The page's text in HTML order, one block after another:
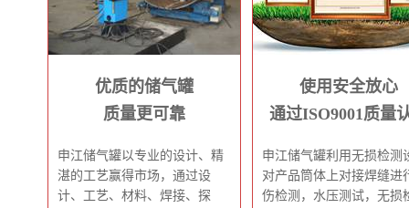
优质的储气罐
质量更可靠
申江储气罐以专业的设计、精
湛的工艺赢得市场，通过设
计、工艺、材料、焊接、探
使用安全放心
通过ISO9001质量
申江储气罐利用无损检测
对产品筒体上对接焊缝进
伤检测，水压测试，无损